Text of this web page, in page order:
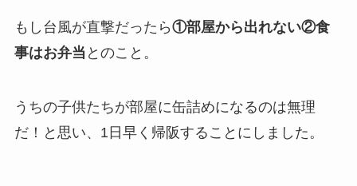
もし台風が直撃だったら①部屋から出れない②食
事はお弁当 とのこと。
うちの子供たちが部屋に缶詰めになるのは無理
だ！と思い、1日早く帰阪することにしました。